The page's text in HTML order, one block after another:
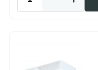
Wit
340cc
aantal